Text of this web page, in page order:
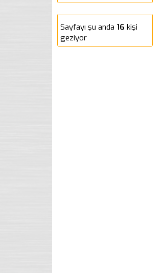
Sayfayı şu anda 16 kişi
geziyor